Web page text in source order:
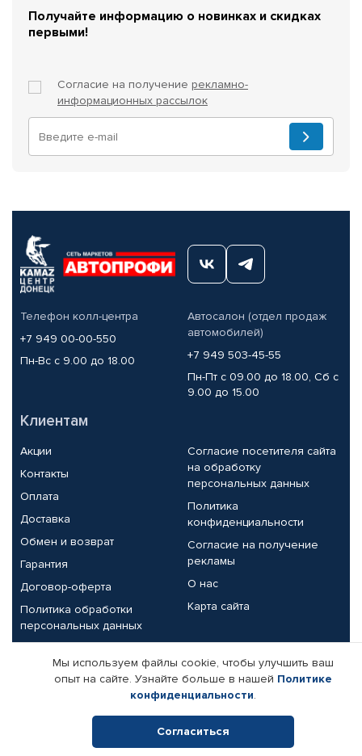
Получайте информацию о новинках и скидках
первыми!
Согласие на получение рекламно-
информационных рассылок
Телефон колл-центра
+7 949 00-00-550
Пн-Вс с 9.00 до 18.00
Автосалон (отдел продаж
автомобилей)
+7 949 503-45-55
Пн-Пт с 09.00 до 18.00, Сб с
9.00 до 15.00
Клиентам
Акции
Контакты
Оплата
Доставка
Обмен и возврат
Гарантия
Договор-оферта
Политика обработки
персональных данных
Согласие посетителя сайта
на обработку
персональных данных
Политика
конфиденциальности
Согласие на получение
рекламы
О нас
Карта сайта
Партнерам
Корпоративным клиентам
Поставщикам
Реквизиты компании
Мы используем файлы cookie, чтобы улучшить ваш
опыт на сайте. Узнайте больше в нашей Политике
конфиденциальности.
Согласиться